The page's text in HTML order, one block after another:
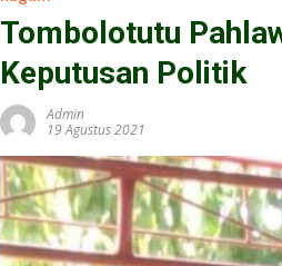
Tombolotutu
Keputusan Politik
Admin
19 Agustus 2021